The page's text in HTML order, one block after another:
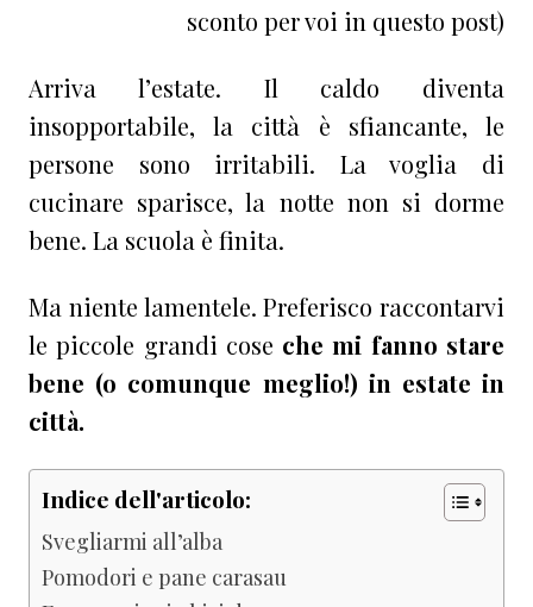
sconto per voi in questo post)
Arriva l’estate. Il caldo diventa
insopportabile, la città è sfiancante, le
persone sono irritabili. La voglia di
cucinare sparisce, la notte non si dorme
bene. La scuola è finita.
Ma niente lamentele. Preferisco raccontarvi
le piccole grandi cose che mi fanno stare
bene (o comunque meglio!) in estate in
città.
Indice dell'articolo:
Svegliarmi all’alba
Pomodori e pane carasau